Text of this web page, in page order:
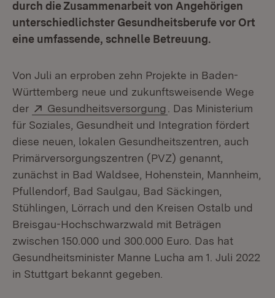
durch die Zusammenarbeit von Angehörigen
unterschiedlichster Gesundheitsberufe vor Ort
eine umfassende, schnelle Betreuung.
Von Juli an erproben zehn Projekte in Baden-
Württemberg neue und zukunftsweisende Wege
der
Extern:
Gesundheitsversorgung (Öffnet in neuem
. Das Ministerium
für Soziales, Gesundheit und Integration fördert
diese neuen, lokalen Gesundheitszentren, auch
Primärversorgungszentren (PVZ) genannt,
zunächst in Bad Waldsee, Hohenstein, Mannheim,
Pfullendorf, Bad Saulgau, Bad Säckingen,
Stühlingen, Lörrach und den Kreisen Ostalb und
Breisgau-Hochschwarzwald mit Beträgen
zwischen 150.000 und 300.000 Euro. Das hat
Gesundheitsminister Manne Lucha am 1. Juli 2022
in Stuttgart bekannt gegeben.